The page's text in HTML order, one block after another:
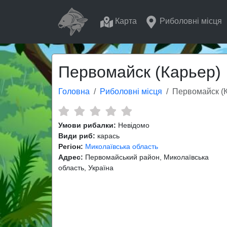
Карта Риболовні місця
Первомайск (Карьер)
Головна Риболовні місця Первомайск
Умови рибалки: Невідомо
Види риб: карась
Регіон: Миколаївська область
Адрес: Первомайський район, Миколаївська
область, Україна